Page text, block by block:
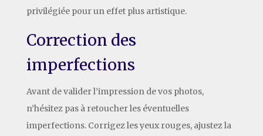
privilégiée pour un effet plus artistique.
Correction des
imperfections
Avant de valider l’impression de vos photos,
n’hésitez pas à retoucher les éventuelles
imperfections. Corrigez les yeux rouges, ajustez la